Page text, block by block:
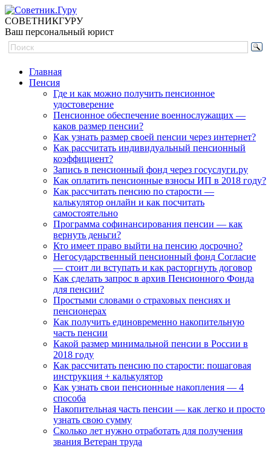
СОВЕТНИКГУРУ
Ваш персональный юрист
Главная
Пенсия
Где и как можно получить пенсионное
удостоверение
Пенсионное обеспечение военнослужащих —
каков размер пенсии?
Как узнать размер своей пенсии через интернет?
Как рассчитать индивидуальный пенсионный
коэффициент?
Запись в пенсионный фонд через госуслуги.ру
Как оплатить пенсионные взносы ИП в 2018 году?
Как рассчитать пенсию по старости —
калькулятор онлайн и как посчитать
самостоятельно
Программа софинансирования пенсии — как
вернуть деньги?
Кто имеет право выйти на пенсию досрочно?
Негосударственный пенсионный фонд Согласие
— стоит ли вступать и как расторгнуть договор
Как сделать запрос в архив Пенсионного Фонда
для пенсии?
Простыми словами о страховых пенсиях и
пенсионерах
Как получить единовременно накопительную
часть пенсии
Какой размер минимальной пенсии в России в
2018 году
Как рассчитать пенсию по старости: пошаговая
инструкция + калькулятор
Как узнать свои пенсионные накопления — 4
способа
Накопительная часть пенсии — как легко и просто
узнать свою сумму
Сколько лет нужно отработать для получения
звания Ветеран труда